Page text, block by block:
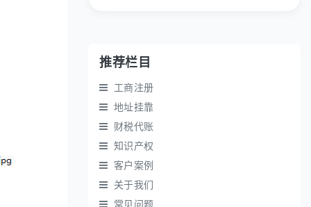
推荐栏目
工商注册
地址挂靠
财税代账
知识产权
客户案例
关于我们
常见问题